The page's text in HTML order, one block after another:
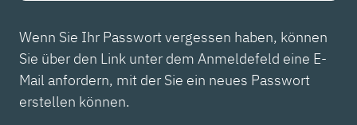
Wenn Sie Ihr Passwort vergessen haben, können
Sie über den Link unter dem Anmeldefeld eine E-
Mail anfordern, mit der Sie ein neues Passwort
erstellen können.